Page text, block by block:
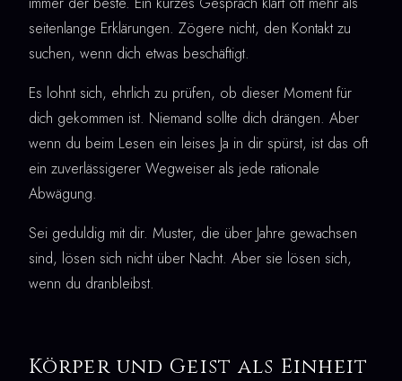
seitenlange Erklärungen. Zögere nicht, den Kontakt zu
suchen, wenn dich etwas beschäftigt.
Es lohnt sich, ehrlich zu prüfen, ob dieser Moment für
dich gekommen ist. Niemand sollte dich drängen. Aber
wenn du beim Lesen ein leises Ja in dir spürst, ist das oft
ein zuverlässigerer Wegweiser als jede rationale
Abwägung.
Sei geduldig mit dir. Muster, die über Jahre gewachsen
sind, lösen sich nicht über Nacht. Aber sie lösen sich,
wenn du dranbleibst.
Körper und Geist als Einheit